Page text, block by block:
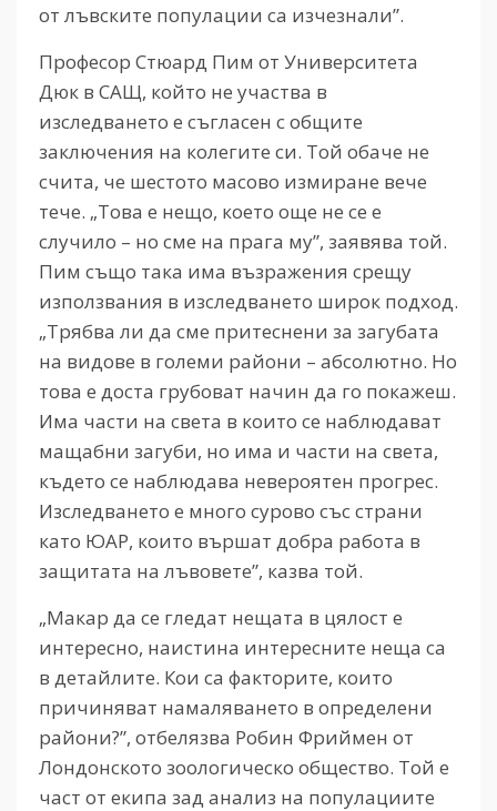
от лъвските популации са изчезнали”.
Професор Стюард Пим от Университета
Дюк в САЩ, който не участва в
изследването е съгласен с общите
заключения на колегите си. Той обаче не
счита, че шестото масово измиране вече
тече. „Това е нещо, което още не се е
случило – но сме на прага му”, заявява той.
Пим също така има възражения срещу
използвания в изследването широк подход.
„Трябва ли да сме притеснени за загубата
на видове в големи райони – абсолютно. Но
това е доста грубоват начин да го покажеш.
Има части на света в които се наблюдават
мащабни загуби, но има и части на света,
където се наблюдава невероятен прогрес.
Изследването е много сурово със страни
като ЮАР, които вършат добра работа в
защитата на лъвовете”, казва той.
„Макар да се гледат нещата в цялост е
интересно, наистина интересните неща са
в детайлите. Кои са факторите, които
причиняват намаляването в определени
райони?”, отбелязва Робин Фриймен от
Лондонското зоологическо общество. Той е
част от екипа зад анализ на популациите